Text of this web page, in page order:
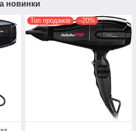
новинки
Топ продажів –20%